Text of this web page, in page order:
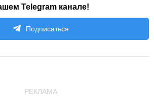
Telegram канале!
Подписаться
РЕКЛАМА